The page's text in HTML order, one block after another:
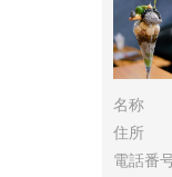
フェに
名称
住所
電話番